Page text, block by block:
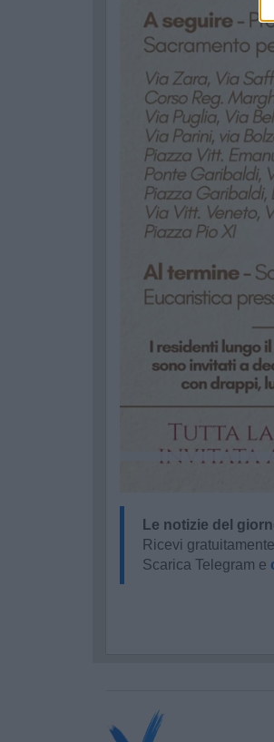
Le notizie del
Ricevi
Scarica Telegram e